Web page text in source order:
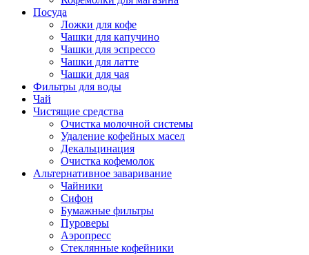
Посуда
Ложки для кофе
Чашки для капучино
Чашки для эспрессо
Чашки для латте
Чашки для чая
Фильтры для воды
Чай
Чистящие средства
Очистка молочной системы
Удаление кофейных масел
Декальцинация
Очистка кофемолок
Альтернативное заваривание
Чайники
Сифон
Бумажные фильтры
Пуроверы
Аэропресс
Стеклянные кофейники